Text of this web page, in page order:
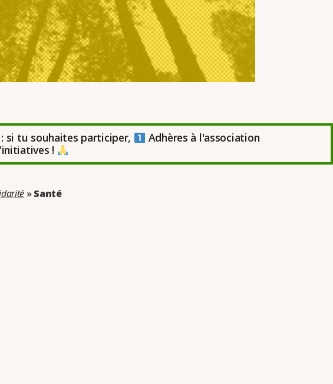
si tu souhaites participer,
Adhères à l'association
!
»Santé